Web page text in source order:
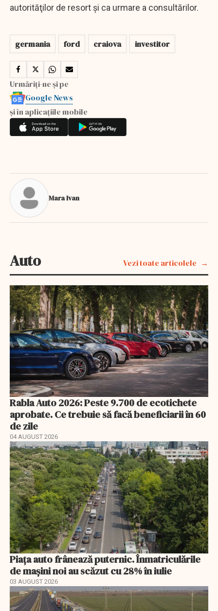
autorităţilor de resort şi ca urmare a consultărilor.
germania ford craiova investitor
Urmăriți-ne și pe
Google News
și în aplicațiile mobile
Mara Ivan
Auto Vezi toate articolele
Rabla Auto 2026: Peste 9.700 de ecotichete
aprobate. Ce trebuie să facă beneficiarii în 60
de zile
04 AUGUST 2026
Piața auto frânează puternic. Înmatriculările
de mașini noi au scăzut cu 28% în iulie
03 AUGUST 2026